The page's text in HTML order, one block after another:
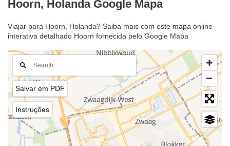
Hoorn, Holanda Google Mapa
Viajar para Hoorn, Holanda? Saiba mais com este mapa online
interativa detalhado Hoorn fornecida pelo Google Mapa
Salvar em PDF
Instruções